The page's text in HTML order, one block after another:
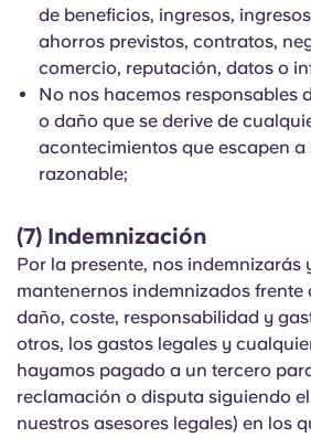
de beneficios, ingresos,
ahorros previstos, contratos,
comercio, reputación, datos o
No nos hacemos responsables
o daño que se derive de
acontecimientos que escapen
razonable;
(7) Indemnización
Por la presente, nos indemnizarás
mantenernos indemnizados
daño, coste, responsabilidad y
otros, los gastos legales y
hayamos pagado a un tercero
reclamación o disputa siguiendo
nuestros asesores legales) en los